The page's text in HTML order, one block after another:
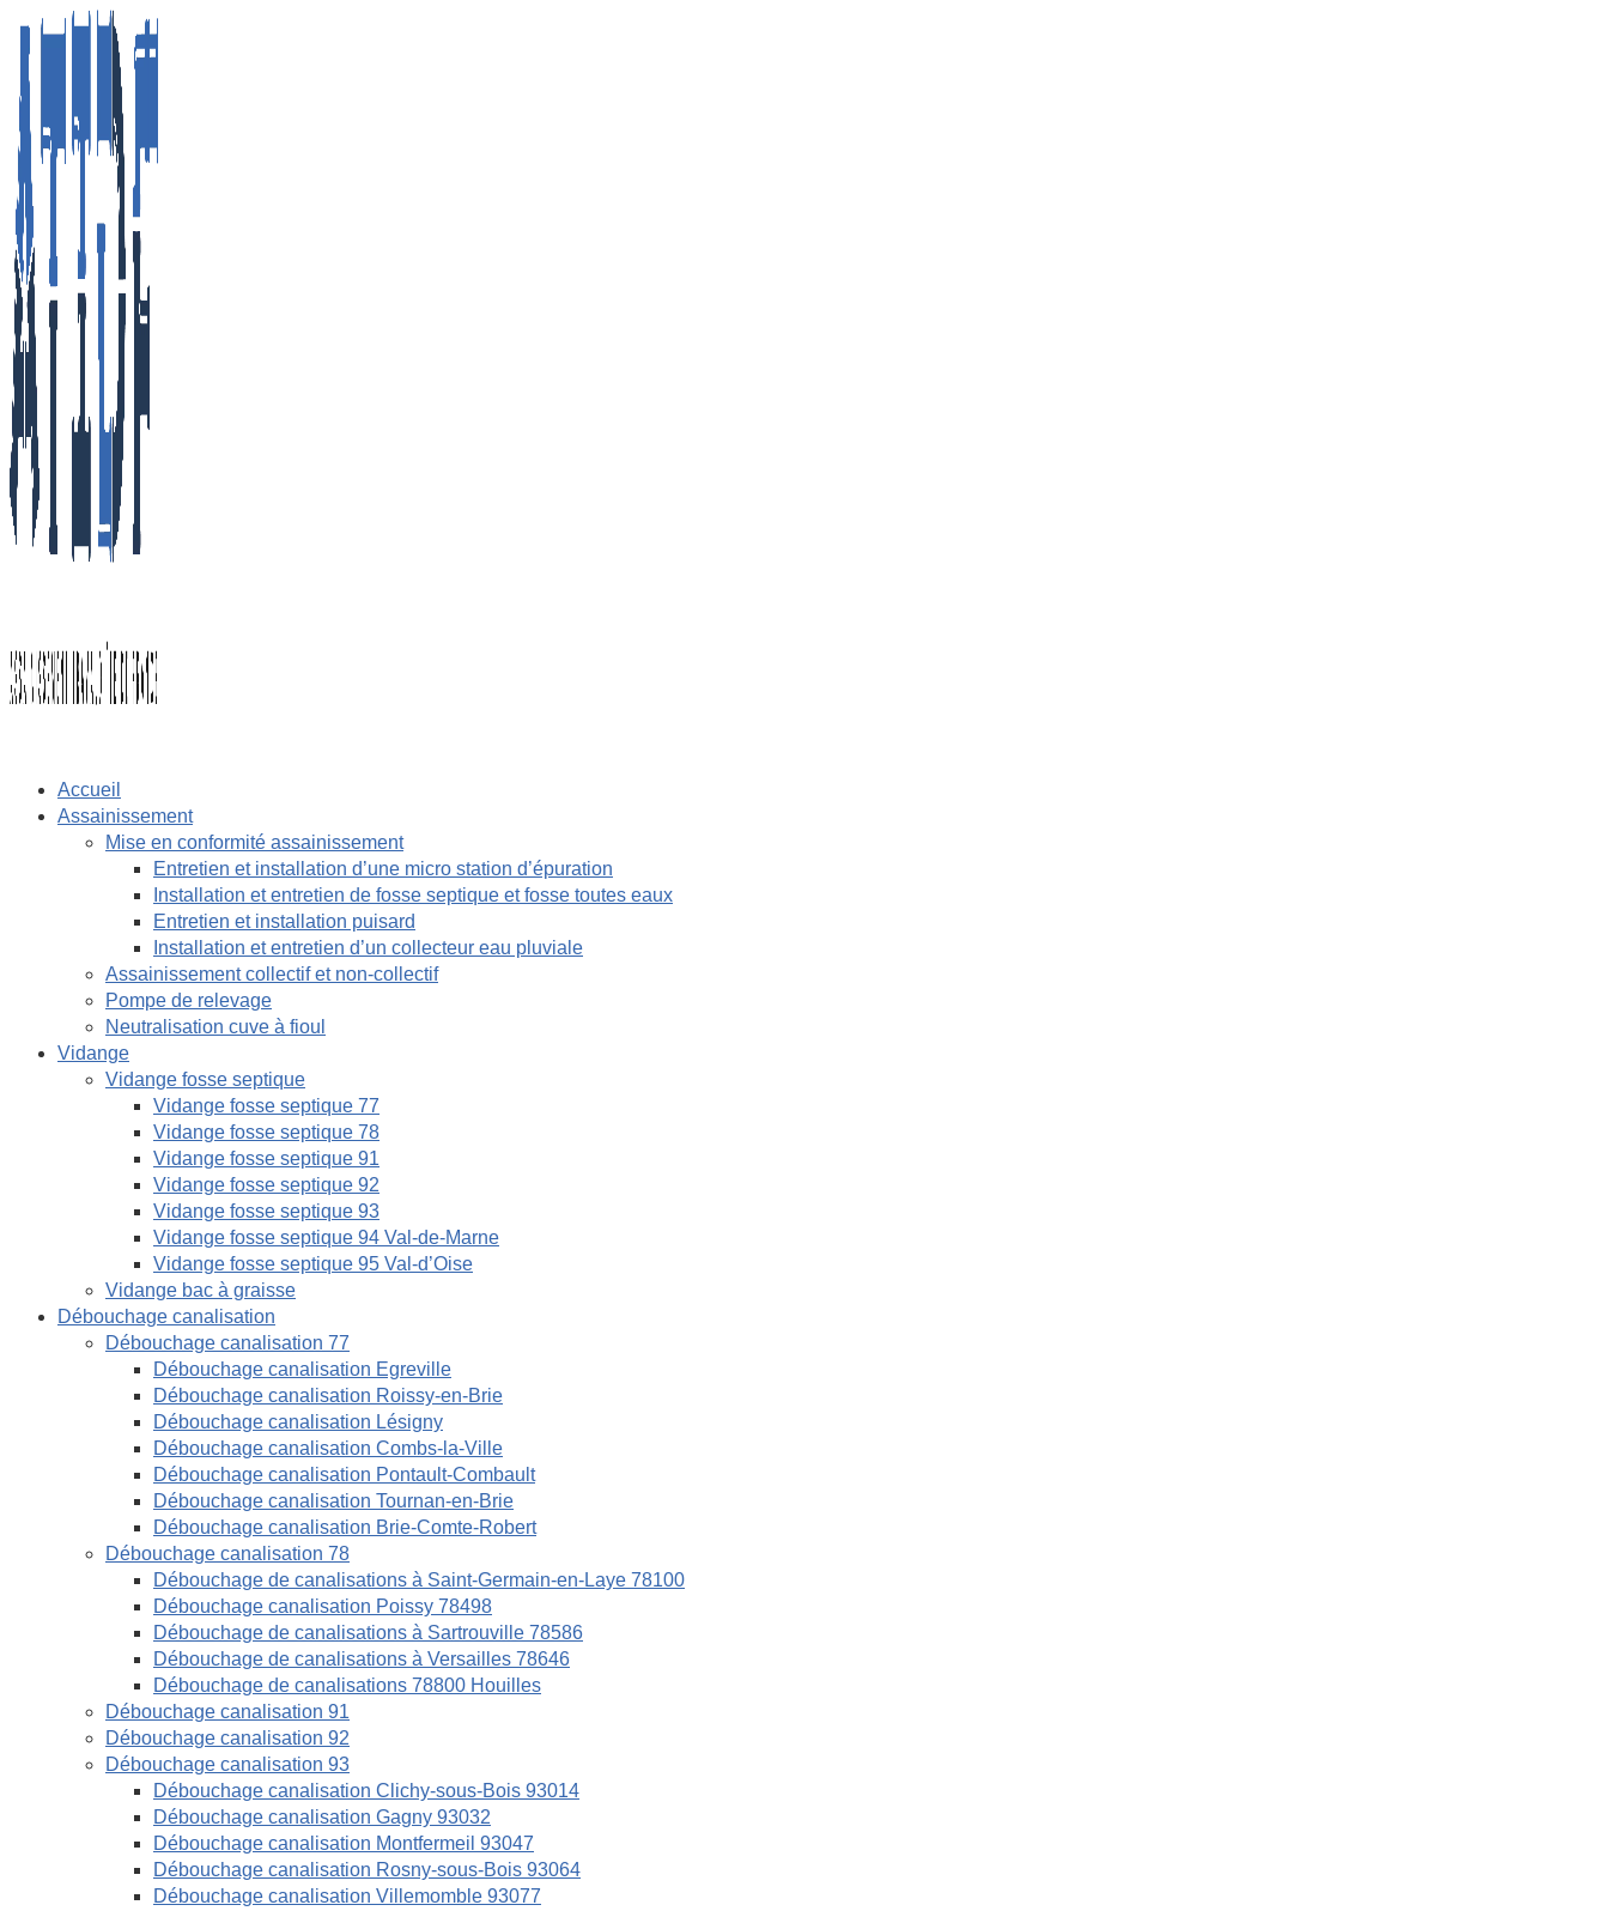
Accueil
Assainissement
Mise en conformité assainissement
Entretien et installation d’une micro station d’épuration
Installation et entretien de fosse septique et fosse toutes eaux
Entretien et installation puisard
Installation et entretien d’un collecteur eau pluviale
Assainissement collectif et non-collectif
Pompe de relevage
Neutralisation cuve à fioul
Vidange
Vidange fosse septique
Vidange fosse septique 77
Vidange fosse septique 78
Vidange fosse septique 91
Vidange fosse septique 92
Vidange fosse septique 93
Vidange fosse septique 94 Val-de-Marne
Vidange fosse septique 95 Val-d’Oise
Vidange bac à graisse
Débouchage canalisation
Débouchage canalisation 77
Débouchage canalisation Egreville
Débouchage canalisation Roissy-en-Brie
Débouchage canalisation Lésigny
Débouchage canalisation Combs-la-Ville
Débouchage canalisation Pontault-Combault
Débouchage canalisation Tournan-en-Brie
Débouchage canalisation Brie-Comte-Robert
Débouchage canalisation 78
Débouchage de canalisations à Saint-Germain-en-Laye 78100
Débouchage canalisation Poissy 78498
Débouchage de canalisations à Sartrouville 78586
Débouchage de canalisations à Versailles 78646
Débouchage de canalisations 78800 Houilles
Débouchage canalisation 91
Débouchage canalisation 92
Débouchage canalisation 93
Débouchage canalisation Clichy-sous-Bois 93014
Débouchage canalisation Gagny 93032
Débouchage canalisation Montfermeil 93047
Débouchage canalisation Rosny-sous-Bois 93064
Débouchage canalisation Villemomble 93077